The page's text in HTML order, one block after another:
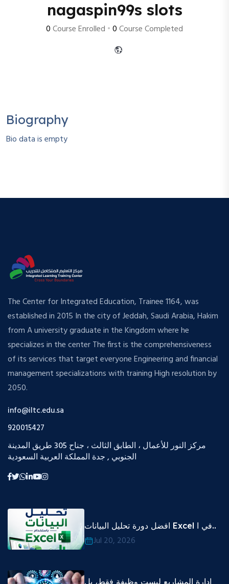
nagaspin99s slots
0Course Enrolled •0Course Completed
Biography
Bio data is empty
The Center for Integrated Education, Trainee 1164, was
established in 2015 In the city of Jeddah, Saudi Arabia, Hakim
from A university graduate in the Kingdom where he
specializes in the center The first is the comprehensiveness
of its services that target everyone Engineering and financial
management specializations with training High resolution by
2050.
info@iltc.edu.sa
920015427
مركز النور للأعمال ، الطابق الثالث ، جناح 305 طريق المدينة
الجنوبي , جدة المملكة العربية السعودية
افضل دورة تحليل البيانات Excel في ا..
Jul 20, 2026
إدارة المشاريع ليست وظيفة فقط، بل